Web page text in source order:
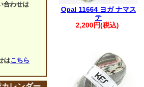
Opal 11664 ヨガ ナマス
テ
2,200円(税込)
合わせは
はこちら